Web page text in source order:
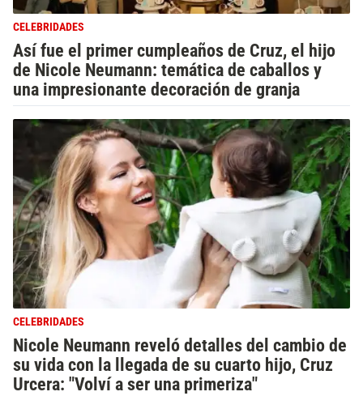
CELEBRIDADES
Así fue el primer cumpleaños de Cruz, el hijo
de Nicole Neumann: temática de caballos y
una impresionante decoración de granja
CELEBRIDADES
Nicole Neumann reveló detalles del cambio de
su vida con la llegada de su cuarto hijo, Cruz
Urcera: "Volví a ser una primeriza"